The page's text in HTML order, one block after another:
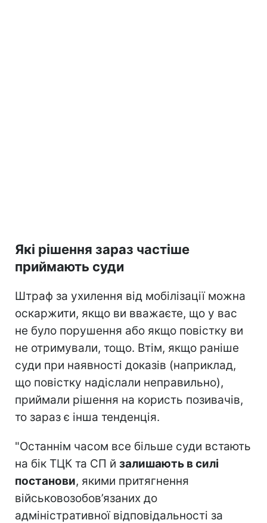
Які рішення зараз частіше
приймають суди
Штраф за ухилення від мобілізації можна
оскаржити, якщо ви вважаєте, що у вас
не було порушення або якщо повістку ви
не отримували, тощо. Втім, якщо раніше
суди при наявності доказів (наприклад,
що повістку надіслали неправильно),
приймали рішення на користь позивачів,
то зараз є інша тенденція.
"Останнім часом все більше суди встають
на бік ТЦК та СП й залишають в силі
постанови, якими притягнення
військовозобов’язаних до
адміністративної відповідальності за